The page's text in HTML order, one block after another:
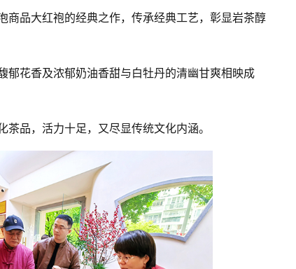
商品大红袍的经典之作，传承经典工艺，彰显岩茶醇
郁花香及浓郁奶油香甜与白牡丹的清幽甘爽相映成
品，活力十足，又尽显传统文化内涵。